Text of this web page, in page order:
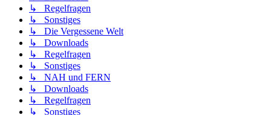
↳ Regelfragen
↳ Sonstiges
↳ Die Vergessene Welt
↳ Downloads
↳ Regelfragen
↳ Sonstiges
↳ NAH und FERN
↳ Downloads
↳ Regelfragen
↳ Sonstiges